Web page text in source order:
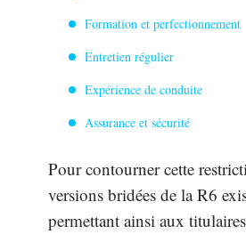
Formation et perfectionnement
Entretien régulier
Expérience de conduite
Assurance et sécurité
Pour contourner cette
versions bridées de la R6
permettant ainsi aux